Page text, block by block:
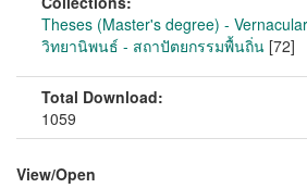
Theses (Master's degree) -
วิทยานิพนธ์ - สถาปัตยกรรมพื้นถิ่น [72]
Total Download:
1059
View/Open